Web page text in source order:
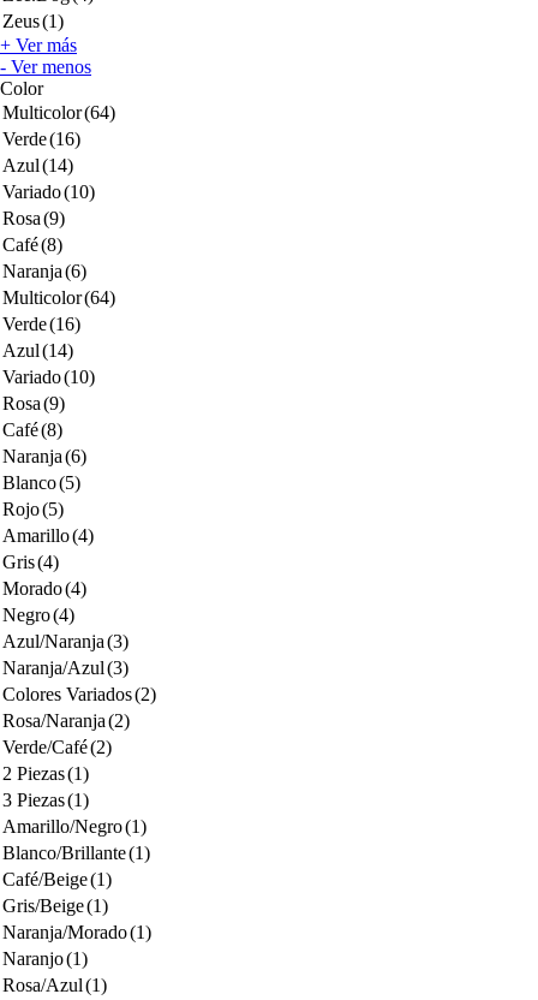
Zeus(1)
+ Ver más
- Ver menos
Color
Multicolor(64)
Verde(16)
Azul(14)
Variado(10)
Rosa(9)
Café(8)
Naranja(6)
Multicolor(64)
Verde(16)
Azul(14)
Variado(10)
Rosa(9)
Café(8)
Naranja(6)
Blanco(5)
Rojo(5)
Amarillo(4)
Gris(4)
Morado(4)
Negro(4)
Azul/Naranja(3)
Naranja/Azul(3)
Colores Variados(2)
Rosa/Naranja(2)
Verde/Café(2)
2 Piezas(1)
3 Piezas(1)
Amarillo/Negro(1)
Blanco/Brillante(1)
Café/Beige(1)
Gris/Beige(1)
Naranja/Morado(1)
Naranjo(1)
Rosa/Azul(1)